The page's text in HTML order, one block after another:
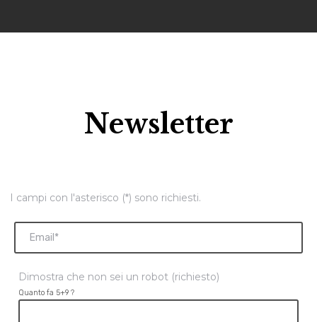
Newsletter
I campi con l'asterisco (*) sono richiesti.
Dimostra che non sei un robot (richiesto)
Quanto fa 5+9 ?